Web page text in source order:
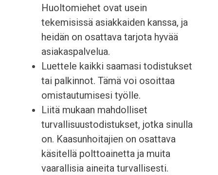
Huoltomiehet ovat usein
tekemisissä asiakkaiden kanssa, ja
heidän on osattava tarjota hyvää
asiakaspalvelua.
Luettele kaikki saamasi todistukset
tai palkinnot. Tämä voi osoittaa
omistautumisesi työlle.
Liitä mukaan mahdolliset
turvallisuustodistukset, jotka sinulla
on. Kaasunhoitajien on osattava
käsitellä polttoainetta ja muita
vaarallisia aineita turvallisesti.